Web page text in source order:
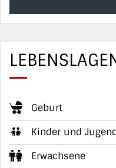
Geburt
Kinder und
Erwachsene